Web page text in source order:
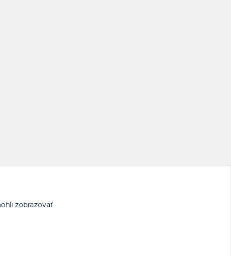
zobrazovať